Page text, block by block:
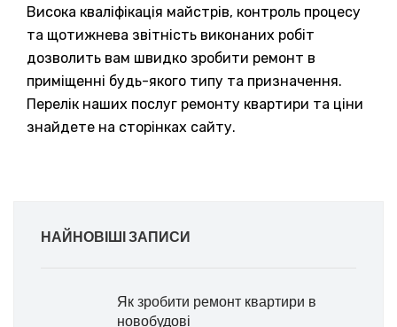
Висока кваліфікація майстрів, контроль процесу
та щотижнева звітність виконаних робіт
дозволить вам швидко зробити ремонт в
приміщенні будь-якого типу та призначення.
Перелік наших послуг ремонту квартири та ціни
знайдете на сторінках сайту.
НАЙНОВІШІ ЗАПИСИ
Як зробити ремонт квартири в
новобудові